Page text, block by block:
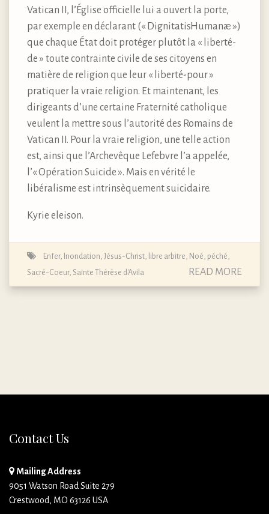
Vatican II, l’Église officielle lui a ouvert la porte,
par exemple en déclarant (« DignitatisHumanæ »)
que chaque État doit protéger plutôt la « liberté-
de » toute contrainte civile de ses citoyens en
matière de religion que leur « liberté-pour »
pratiquer la vraie religion. Et maintenant, les
dirigeants d’une certaine Fraternité catholique
veulent la mettre sous l’autorité des Romains de
Vatican II. Pour la vraie religion, une telle action
est, ainsi que l’Archevêque Lefebvre l’a appelée,
l’« Opération Suicide ». Mais en vérité le
libéralisme est intrinsèquement suicidaire.
Kyrie eleison.
Enfer, Inondation Jésus-Christ libre arbitre Noé péché
Sacré-Coeur, Sainte Thérèse d'Avila READ MORE
Contact Us
Mailing Address
9051 Watson Road Suite 279
Crestwood, MO 63126 USA